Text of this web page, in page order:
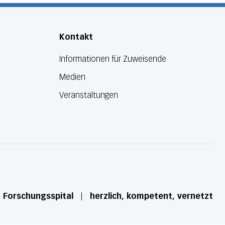
Kontakt
Informationen für Zuweisende
Medien
Veranstaltungen
herzlich, kompetent, vernetzt